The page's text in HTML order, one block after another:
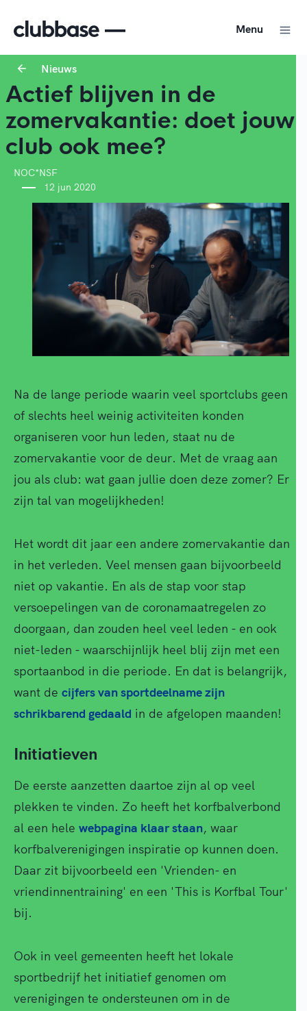
Menu
Nieuws
Actief blijven in de
zomervakantie: doet jouw
club ook mee?
NOC*NSF
12 jun 2020
Na de lange periode waarin veel sportclubs geen
of slechts heel weinig activiteiten konden
organiseren voor hun leden, staat nu de
zomervakantie voor de deur. Met de vraag aan
jou als club: wat gaan jullie doen deze zomer? Er
zijn tal van mogelijkheden!
Het wordt dit jaar een andere zomervakantie dan
in het verleden. Veel mensen gaan bijvoorbeeld
niet op vakantie. En als de stap voor stap
versoepelingen van de coronamaatregelen zo
doorgaan, dan zouden heel veel leden - en ook
niet-leden - waarschijnlijk heel blij zijn met een
sportaanbod in die periode. En dat is belangrijk,
want de cijfers van sportdeelname zijn
schrikbarend gedaald in de afgelopen maanden!
Initiatieven
De eerste aanzetten daartoe zijn al op veel
plekken te vinden. Zo heeft het korfbalverbond
al een hele webpagina klaar staan, waar
korfbalverenigingen inspiratie op kunnen doen.
Daar zit bijvoorbeeld een 'Vrienden- en
vriendinnentraining' en een 'This is Korfbal Tour'
bij.
Ook in veel gemeenten heeft het lokale
sportbedrijf het initiatief genomen om
verenigingen te ondersteunen om in de